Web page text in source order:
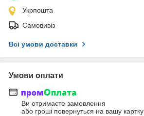
Укрпошта
Самовивіз
Всі умови доставки
Умови оплати
Ви отримаєте замовлення
або гроші повернуться на вашу картку